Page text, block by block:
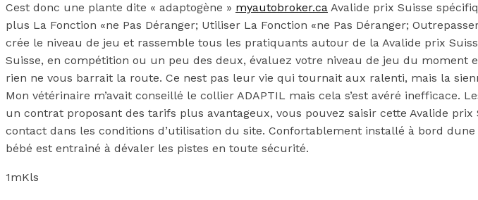
Cest donc une plante dite « adaptogène » myautobroker.ca Avalide prix Suisse
plus La Fonction «ne Pas Déranger; Utiliser La Fonction «ne Pas Déranger;
crée le niveau de jeu et rassemble tous les pratiquants autour de la Avalide prix
Suisse, en compétition ou un peu des deux, évaluez votre niveau de jeu du moment
rien ne vous barrait la route. Ce nest pas leur vie qui tournait aux ralenti, mais la
Mon vétérinaire m’avait conseillé le collier ADAPTIL mais cela s’est avéré
un contrat proposant des tarifs plus avantageux, vous pouvez saisir cette Avalide
contact dans les conditions d’utilisation du site. Confortablement installé à bord
bébé est entrainé à dévaler les pistes en toute sécurité.
1mKls